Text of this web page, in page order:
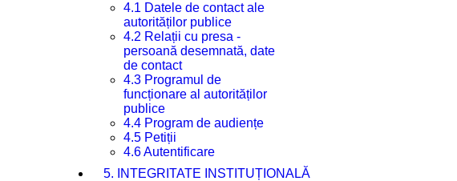
4.1 Datele de contact ale
autorităților publice
4.2 Relații cu presa -
persoană desemnată, date
de contact
4.3 Programul de
funcționare al autorităților
publice
4.4 Program de audiențe
4.5 Petiții
4.6 Autentificare
5. INTEGRITATE INSTITUȚIONALĂ